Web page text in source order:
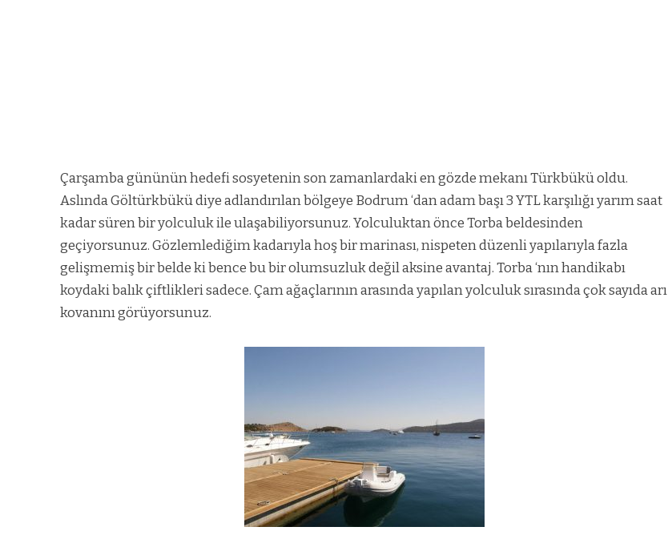
Çarşamba gününün hedefi sosyetenin son zamanlardaki en gözde mekanı Türkbükü oldu.
Aslında Göltürkbükü diye adlandırılan bölgeye Bodrum ‘dan adam başı 3 YTL karşılığı yarım saat
kadar süren bir yolculuk ile ulaşabiliyorsunuz.Yolculuktan önce Torba beldesinden
geçiyorsunuz. Gözlemlediğim kadarıyla hoş bir marinası, nispeten düzenli yapılarıyla fazla
gelişmemiş bir belde ki bence bu bir olumsuzluk değil aksine avantaj. Torba ‘nın handikabı
koydaki balık çiftlikleri sadece.Çam ağaçlarının arasında yapılan yolculuk sırasında çok sayıda arı
kovanını görüyorsunuz.